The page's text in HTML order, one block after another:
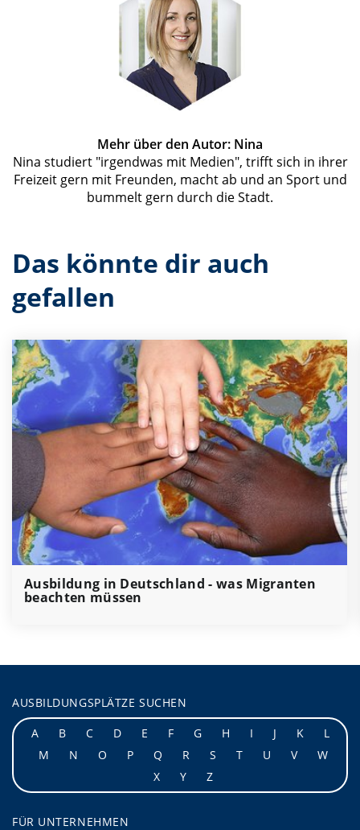
Mehr über den Autor: Nina
Nina studiert "irgendwas mit Medien", trifft sich in ihrer
Freizeit gern mit Freunden, macht ab und an Sport und
bummelt gern durch die Stadt.
Das könnte dir auch
gefallen
Ausbildung in Deutschland - was Migranten
beachten müssen
AUSBILDUNGSPLÄTZE SUCHEN
A
B C D E F G H I J K
L
M
N O P Q R S T U V
W
X
Y Z
FÜR UNTERNEHMEN